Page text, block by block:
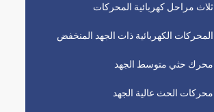
ثلاث مراحل كهربائية المحركات
المحركات الكهربائية ذات الجهد المنخفض
محرك حثي متوسط ​​الجهد
محركات الحث عالية الجهد